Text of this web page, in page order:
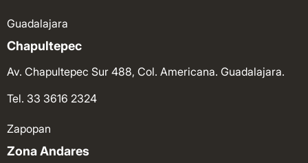
Guadalajara
Chapultepec
Av. Chapultepec Sur 488, Col. Americana. Guadalajara.
Tel. 33 3616 2324
Zapopan
Zona Andares